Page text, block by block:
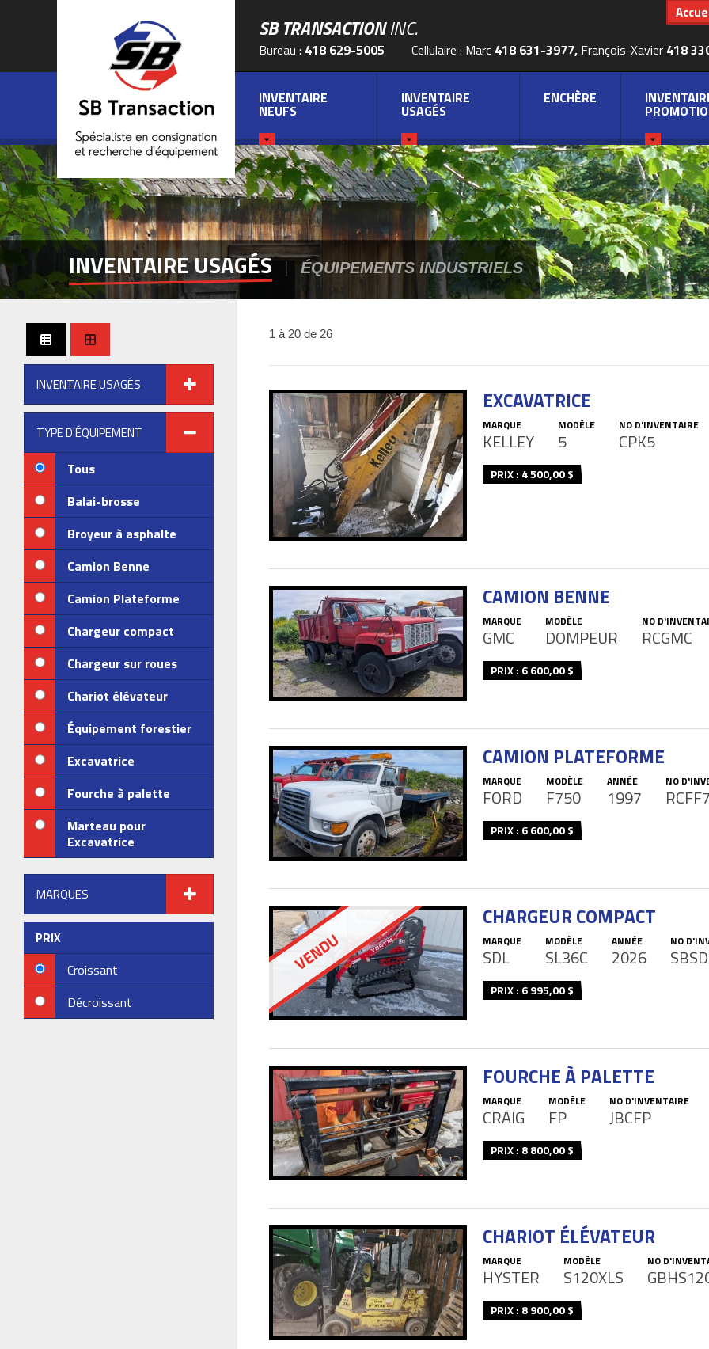
SB TRANSACTIONINC.
Bureau : 418 629-5005 Cellulaire : Marc 418 631-3977, François-Xavier 418
INVENTAIRE
NEUFS
INVENTAIRE
USAGÉS
ENCHÈRE
INVENTAIRE USAGÉS ÉQUIPEMENTS INDUSTRIELS
INVENTAIRE USAGÉS
TYPE D'ÉQUIPEMENT
Tous
Balai-brosse
Broyeur à asphalte
Camion Benne
Camion Plateforme
Chargeur compact
Chargeur sur roues
Chariot élévateur
Équipement forestier
Excavatrice
Fourche à palette
Marteau pour
Excavatrice
MARQUES
PRIX
Croissant
Décroissant
1 à 20 de 26
EXCAVATRICE
MARQUE
KELLEY
MODÈLE
5
NO D'INVENTAIRE
CPK5
PRIX : 4 500,00 $
CAMION BENNE
MARQUE
GMC
MODÈLE
DOMPEUR
NO
RCGMC
PRIX : 6 600,00 $
CAMION PLATEFORME
MARQUE
FORD
MODÈLE
F750
ANNÉE
1997
NO
PRIX : 6 600,00 $
VENDU
CHARGEUR COMPACT
MARQUE
SDL
MODÈLE
SL36C
ANNÉE
2026
NO
PRIX : 6 995,00 $
FOURCHE À PALETTE
MARQUE
CRAIG
MODÈLE
FP
NO D'INVENTAIRE
JBCFP
PRIX : 8 800,00 $
CHARIOT ÉLÉVATEUR
MARQUE
HYSTER
MODÈLE
S120XLS
NO
PRIX : 8 900,00 $